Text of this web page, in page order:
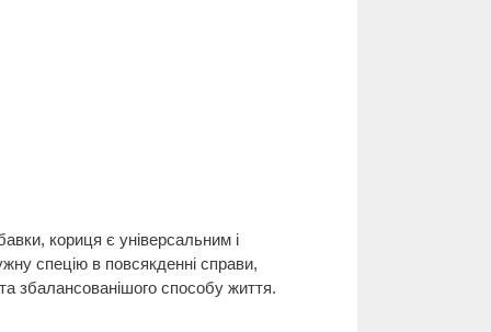
кориця є універсальним і
спецію в повсякденні справи,
збалансованішого способу життя.